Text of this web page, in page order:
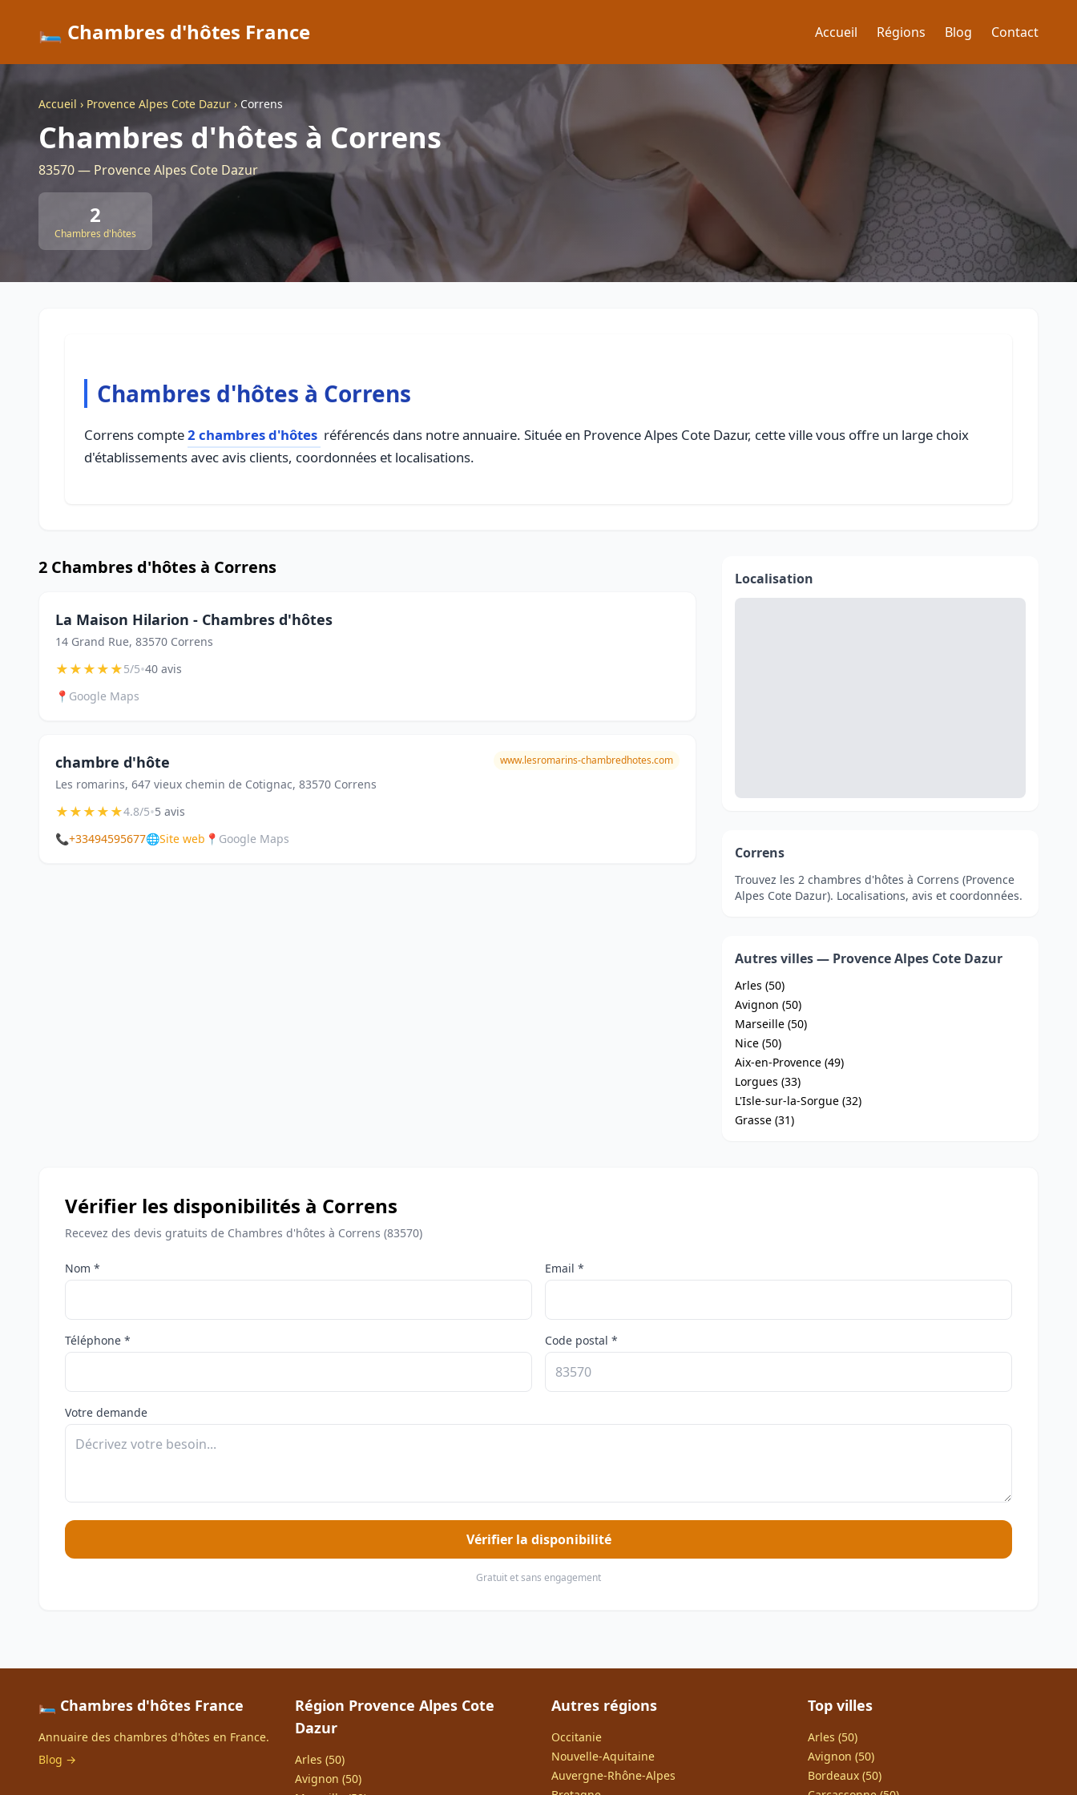
🛏️ Chambres d'hôtes France Accueil Régions Blog Contact
Accueil › Provence Alpes Cote Dazur › Correns
Chambres d'hôtes à Correns
83570 — Provence Alpes Cote Dazur
2
Chambres d'hôtes
Chambres d'hôtes à Correns
Correns compte2 chambres d'hôtes référencés dans notre annuaire. Située en Provence Alpes Cote Dazur, cette ville vous offre un large choix
d'établissements avec avis clients, coordonnées et localisations.
2 Chambres d'hôtes à Correns
La Maison Hilarion - Chambres d'hôtes
14 Grand Rue, 83570 Correns
★★★★★5/5•40 avis
📍 Google Maps
chambre d'hôte
Les romarins, 647 vieux chemin de Cotignac, 83570 Correns
www.lesromarins-chambredhotes.com
★★★★★4.8/5•5 avis
📞+33494595677🌐Site web 📍 Google Maps
Localisation
Correns
Trouvez les 2 chambres d'hôtes à Correns (Provence
Alpes Cote Dazur). Localisations, avis et coordonnées.
Autres villes — Provence Alpes Cote Dazur
Arles (50)
Avignon (50)
Marseille (50)
Nice (50)
Aix-en-Provence (49)
Lorgues (33)
L'Isle-sur-la-Sorgue (32)
Grasse (31)
Vérifier les disponibilités à Correns
Recevez des devis gratuits de Chambres d'hôtes à Correns (83570)
Nom * Email *
Téléphone * Code postal *
Votre demande
Vérifier la disponibilité
Gratuit et sans engagement
🛏️ Chambres d'hôtes France
Annuaire des chambres d'hôtes en France.
Blog →
Région Provence Alpes Cote
Dazur
Arles (50)
Avignon (50)
Autres régions
Occitanie
Nouvelle-Aquitaine
Auvergne-Rhône-Alpes
Top villes
Arles (50)
Avignon (50)
Bordeaux (50)